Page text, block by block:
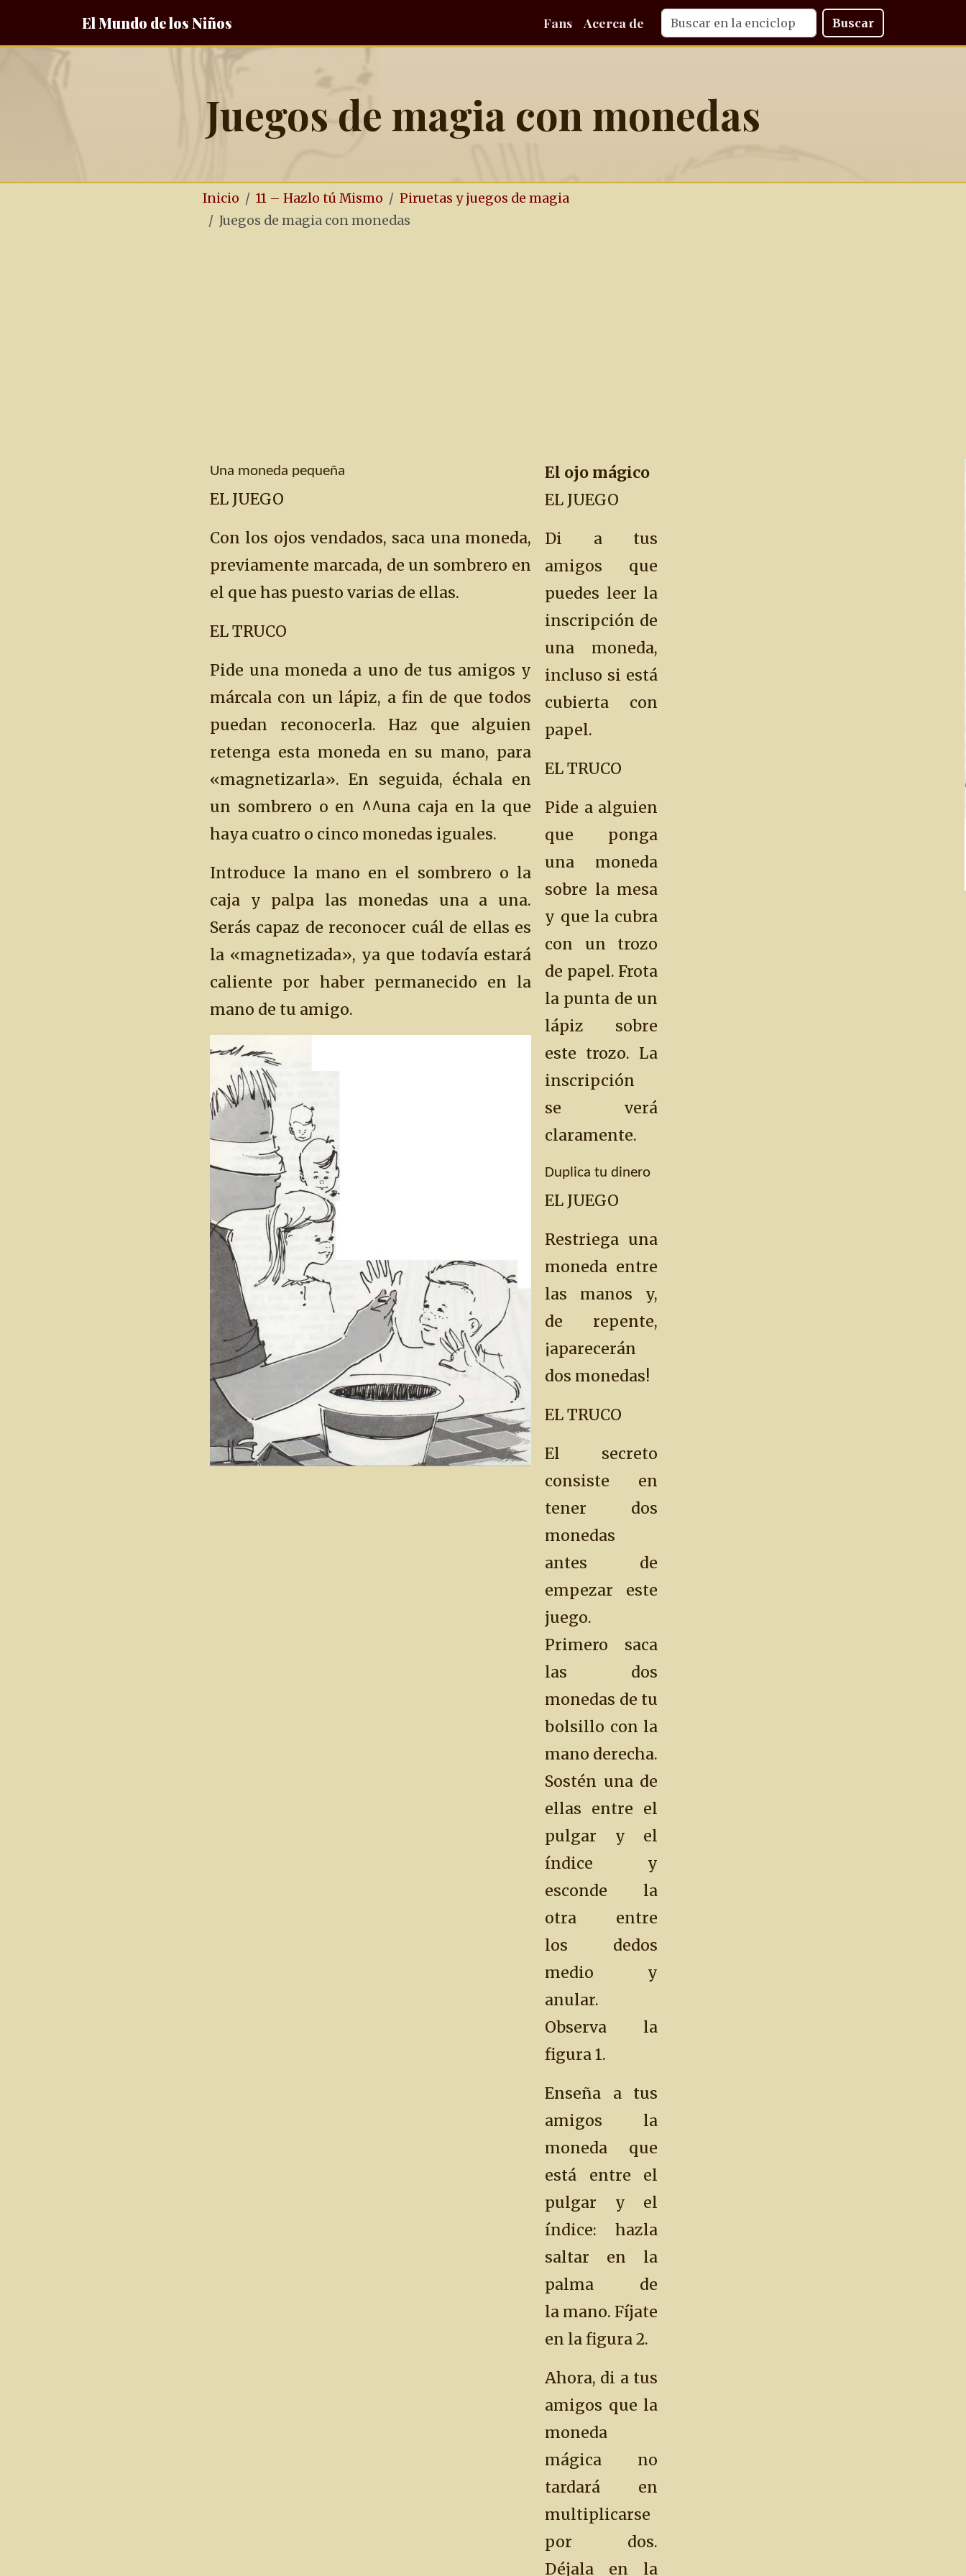
El Mundo de los Niños Fans Acerca de Buscar
Juegos de magia con monedas
Inicio 11 – Hazlo tú Mismo
Piruetas y juegos de magia
Juegos de magia con monedas
Una moneda pequeña
EL JUEGO
Con los ojos vendados, saca una moneda,
previamente marcada, de un sombrero en
el que has puesto varias de ellas.
EL TRUCO
Pide una moneda a uno de tus amigos y
márcala con un lápiz, a fin de que todos
puedan reconocerla. Haz que alguien
retenga esta moneda en su mano, para
«magnetizarla». En seguida, échala en
un sombrero o en ^^una caja en la que
haya cuatro o cinco monedas iguales.
Introduce la mano en el sombrero o la
caja y palpa las monedas una a una.
Serás capaz de reconocer cuál de ellas es
la «magnetizada», ya que todavía estará
caliente por haber permanecido en la
mano de tu amigo.
El ojo mágico
EL JUEGO
Di a tus
amigos que
puedes leer la
inscripción de
una moneda,
incluso si está
cubierta con
papel.
EL TRUCO
Pide a alguien
que ponga
una moneda
sobre la mesa
y que la cubra
con un trozo
de papel. Frota
la punta de un
lápiz sobre
este trozo. La
inscripción
se verá
claramente.
Duplica tu dinero
EL JUEGO
Restriega una
moneda entre
las manos y,
de repente,
¡aparecerán
dos monedas!
EL TRUCO
El secreto
consiste en
tener dos
monedas
antes de
empezar este
juego.
Primero saca
las dos
monedas de tu
bolsillo con la
mano derecha.
Sostén una de
ellas entre el
pulgar y el
índice y
esconde la
otra entre
los dedos
medio y
anular.
Observa la
figura 1.
Enseña a tus
amigos la
moneda que
está entre el
pulgar y el
índice: hazla
saltar en la
palma de
la mano. Fíjate
en la figura 2.
Ahora, di a tus
amigos que la
moneda
mágica no
tardará en
multiplicarse
por dos.
Déjala en la